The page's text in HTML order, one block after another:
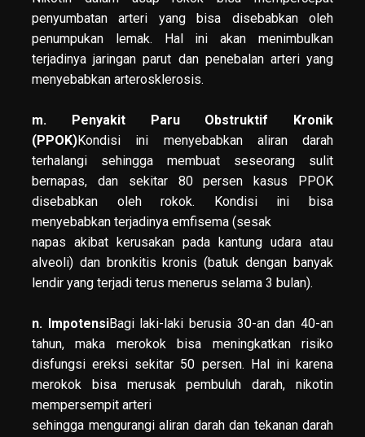
penyumbatan arteri yang bisa disebabkan oleh
penumpukan lemak. Hal ini akan menimbulkan
terjadinya jaringan parut dan penebalan arteri yang
menyebabkan arterosklerosis.
m. Penyakit Paru Obstruktif Kronik
(PPOK)Kondisi ini menyebabkan aliran darah
terhalangi sehingga membuat seseorang sulit
bernapas, dan sekitar 80 persen kasus PPOK
disebabkan oleh rokok. Kondisi ini bisa
menyebabkan terjadinya emfisema (sesak
napas akibat kerusakan pada kantung udara atau
alveoli) dan bronkitis kronis (batuk dengan banyak
lendir yang terjadi terus menerus selama 3 bulan).
n. ImpotensiBagi laki-laki berusia 30-an dan 40-an
tahun, maka merokok bisa meningkatkan risiko
disfungsi ereksi sekitar 50 persen. Hal ini karena
merokok bisa merusak pembuluh darah, nikotin
mempersempit arteri
sehingga mengurangi aliran darah dan tekanan darah